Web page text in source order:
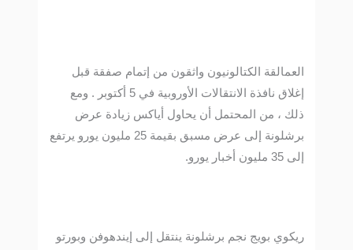
العمالقة الكتالونيون واثقون من إتمام صفقة قبل
إغلاق نافذة الانتقالات الأوروبية في 5 أكتوبر . ومع
ذلك ، من المحتمل أن يحاول أياكس زيادة عرض
برشلونة إلى عرض مسبق بقيمة 25 مليون يورو يرتفع
إلى 35 مليون أخبار يورو.
ريكوي بويج نجم برشلونة ينتقل إلى إيندهوفن وبورتو